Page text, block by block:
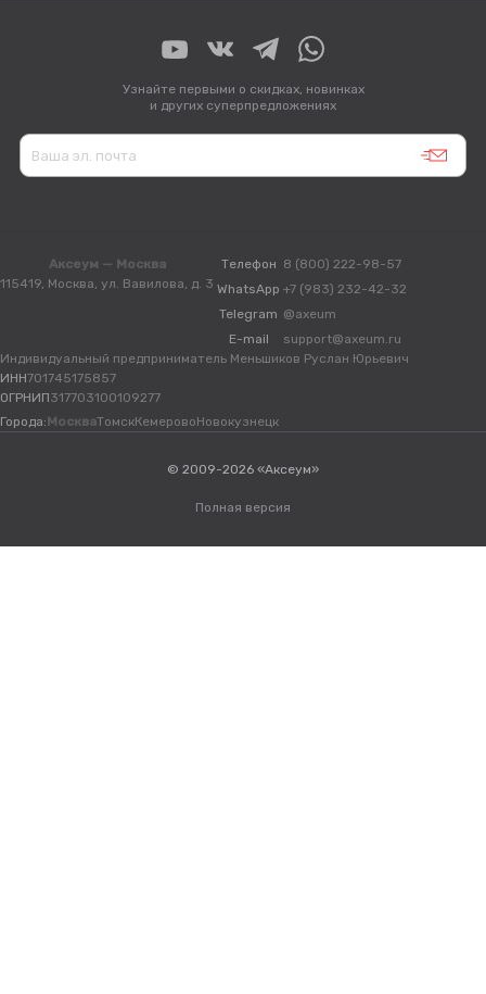
Узнайте первыми о скидках, новинках
и других суперпредложениях
Аксеум — Москва
115419, Москва, ул. Вавилова, д. 3
Телефон 8 (800) 222-98-57
WhatsApp +7 (983) 232-42-32
Telegram @axeum
E-mail
support@axeum.ru
Индивидуальный предприниматель Меньшиков Руслан Юрьевич
ИНН701745175857
ОГРНИП317703100109277
Города: МоскваТомскКемеровоНовокузнецк
© 2009-2026 «Аксеум»
Полная версия